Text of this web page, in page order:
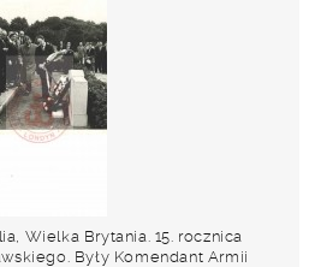
Wielka Brytania. 15. rocznica
Były Komendant Armii